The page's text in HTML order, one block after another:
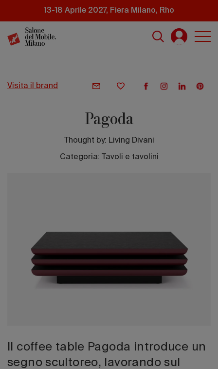
principale
13-18 Aprile 2027, Fiera Milano, Rho
visita il brand
Pagoda
Thought by: Living Divani
Categoria: Tavoli e tavolini
Il coffee table Pagoda introduce un
segno scultoreo, lavorando sul